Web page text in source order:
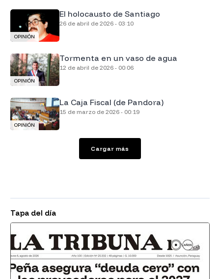
OPINIÓN
El holocausto de Santiago
26 de abril de 2026 - 03:10
OPINIÓN
Tormenta en un vaso de agua
12 de abril de 2026 - 00:06
OPINIÓN
La Caja Fiscal (de Pandora)
15 de marzo de 2026 - 00:19
Cargar más
Tapa del día